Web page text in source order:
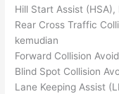
Hill Start Assist (HSA),
Rear Cross Traffic
kemudian
Forward Collision
Blind Spot Collision
Lane Keeping Assist